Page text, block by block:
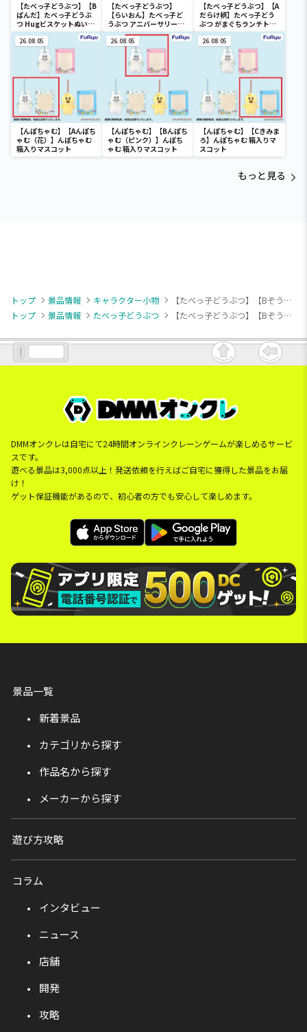
【たべっ子どうぶつ】【B
ぱんだ】たべっ子どうぶ
つ Hugビスケットぬいぐ
るみ2
【たべっ子どうぶつ】
【らいおん】たべっ子ど
うぶつ アニバーサリー
BIG
【たべっ子どうぶつ】【A
だらけ柄】たべっ子どう
ぶつ がまぐちランチトー
トバッグ2
26.08.05
【んぽちゃむ】【Aんぽち
ゃむ（花）】んぽちゃむ
箱入りマスコット
26.08.05
【んぽちゃむ】【Bんぽち
ゃむ（ピンク）】んぽち
ゃむ 箱入りマスコット
26.08.05
【んぽちゃむ】【Cきみま
ろ】んぽちゃむ 箱入りマ
スコット
もっと見る
トップ 景品情報 キャラクター小物
【たべっ子どうぶつ】【Bぞうくん】たべっ子どうぶつ THE MOVIE たべっ子DRIVE マスコット
トップ
景品情報 たべっ子どうぶつ 【たべっ子どうぶつ】【Bぞうくん】たべっ子どうぶつ THE MOVIE たべっ子DRIVE マスコット
DMMオンクレは自宅にて24時間オンラインクレーンゲームが楽しめるサービ
スです。
遊べる景品は3,000点以上！発送依頼を行えばご自宅に獲得した景品をお届
け！
ゲット保証機能があるので、初心者の方でも安心して楽しめます。
景品一覧
新着景品
カテゴリから探す
作品名から探す
メーカーから探す
遊び方攻略
コラム
インタビュー
ニュース
店舗
開発
攻略